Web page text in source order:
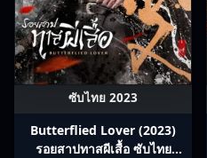
ซับไทย 2023
Butterflied Lover (2023)
รอยสาปทาสผีเสื้อ ซับไทย